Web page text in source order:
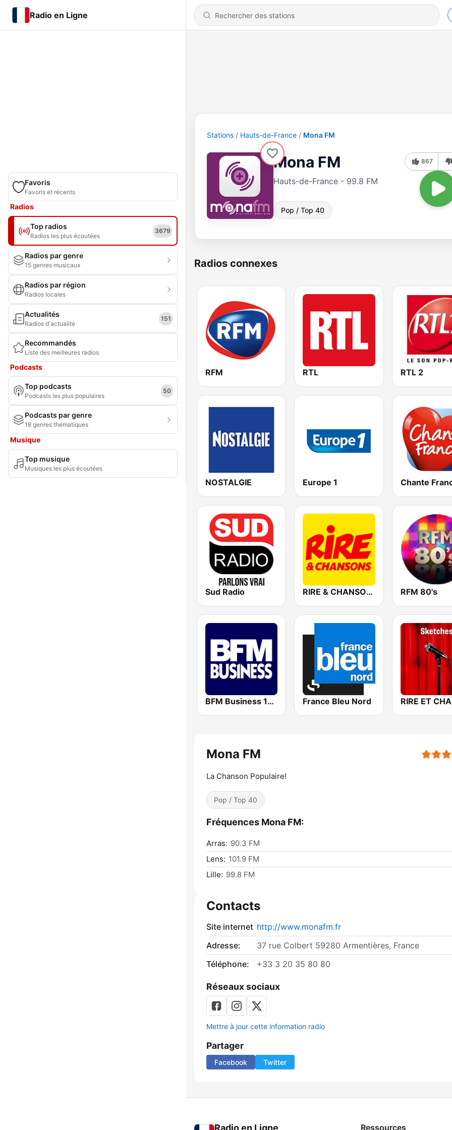
Radio en Ligne
Favoris
Favoris et récents
Radios
Top radios
Radios les plus écoutées
3679
Radios par genre
15 genres musicaux
Radios par région
Radios locales
Actualités
Radios d'actualité
151
Recommandés
Liste des meilleures radios
Podcasts
Top podcasts
Podcasts les plus populaires
50
Podcasts par genre
18 genres thématiques
Musique
Top musique
Musiques les plus écoutées
Stations Hauts-de-France Mona FM
Mona FM
Hauts-de-France - 99.8 FM
Pop / Top 40
867
Radios connexes
RFM RTL RTL 2
NOSTALGIE Europe 1 Chante
Sud Radio RIRE & CHANSONS RFM 80's
BFM Business 100.8 FM France Bleu Nord
Mona FM
La Chanson Populaire!
Pop / Top 40
Fréquences Mona FM:
Arras: 90.3 FM
Lens: 101.9 FM
Lille: 99.8 FM
Contacts
Site internet http://www.monafm.fr
Adresse:
37 rue Colbert 59280 Armentières, France
Téléphone:
+33 3 20 35 80 80
Réseaux sociaux
Mettre à jour cette information radio
Partager
Facebook Twitter
Ressources